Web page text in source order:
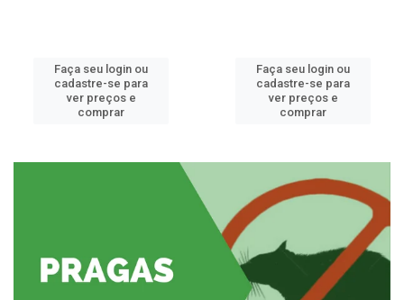
Faça seu login ou
cadastre-se para
ver preços e
comprar
Faça seu login ou
cadastre-se para
ver preços e
comprar